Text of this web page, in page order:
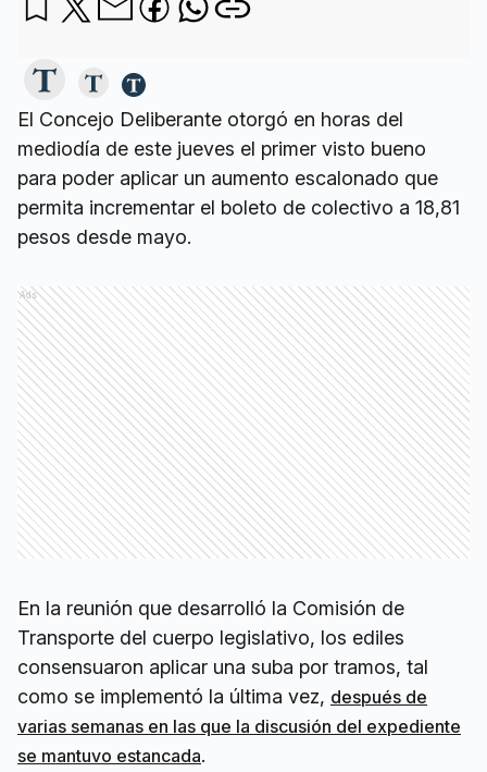
El Concejo Deliberante otorgó en horas del
mediodía de este jueves el primer visto bueno
para poder aplicar un aumento escalonado que
permita incrementar el boleto de colectivo a 18,81
pesos desde mayo.
Ads
En la reunión que desarrolló la Comisión de
Transporte del cuerpo legislativo, los ediles
consensuaron aplicar una suba por tramos, tal
como se implementó la última vez, después de
varias semanas en las que la discusión del expediente
se mantuvo estancada.